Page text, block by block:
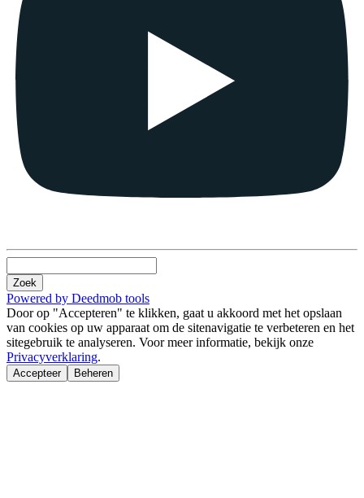
Zoek
Powered by Deedmob tools
Door op "Accepteren" te klikken, gaat u akkoord met het opslaan
van cookies op uw apparaat om de sitenavigatie te verbeteren en het
sitegebruik te analyseren. Voor meer informatie, bekijk onze
Privacyverklaring.
Accepteer Beheren